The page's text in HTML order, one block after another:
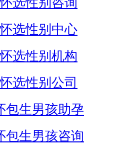
选性别中心
选性别机构
选性别公司
包生男孩助孕
包生男孩咨询